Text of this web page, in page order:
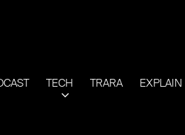
TECH TRARA EXPLAIN